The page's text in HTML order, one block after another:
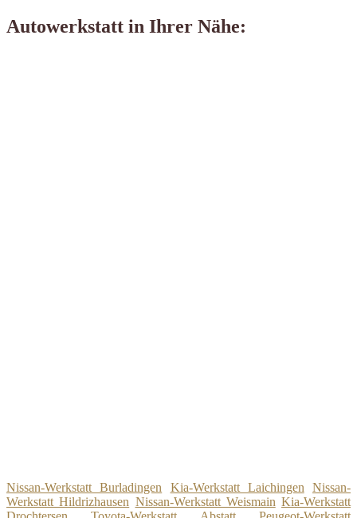
Autowerkstatt in Ihrer Nähe:
Nissan-Werkstatt Burladingen Kia-Werkstatt Laichingen
Nissan-
Werkstatt Hildrizhausen Nissan-Werkstatt Weismain Kia-Werkstatt